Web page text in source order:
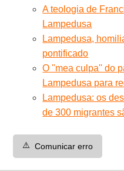
A teologia de
Lampedusa
Lampedusa,
pontificado
O ''mea culpa'' do
Lampedusa para
Lampedusa: os
de 300 migrantes
⚠️ Comunicar erro